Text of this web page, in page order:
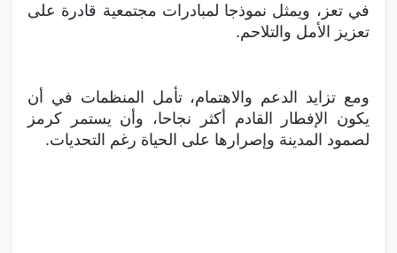
في تعز، ويمثل نموذجا لمبادرات مجتمعية قادرة على
تعزيز الأمل والتلاحم.
ومع تزايد الدعم والاهتمام، تأمل المنظمات في أن
يكون الإفطار القادم أكثر نجاحا، وأن يستمر كرمز
لصمود المدينة وإصرارها على الحياة رغم التحديات.